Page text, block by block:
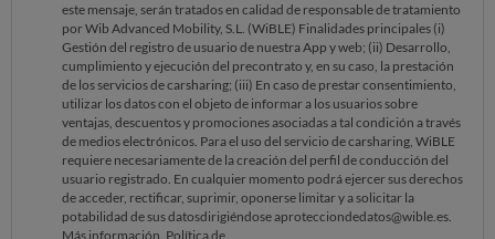
2. No se adjunta evidencia de sanción por parte de la Autoridad por
aparcar en la zona motivo de infracción
3. Se adjunta justificante de la retirada de vehículos de la vía pública
donde se evidencia el desglose de los 301,15€. Se adjunta el
documento al expediente, donde se evidencia que, del importe total de
301,15€, en realidad 147,55€ se corresponden al concepto de
retirada de vehículo del depósito y 153,60€ se corresponden al
concepto depósito de vehículos. ES IMPORTANTE recalcar que, en la
evidencia del documento queda anotado que el vehículo estuvo en el
depósito entre los días 20 y 28 de enero sin que ningún operario de la
empresa Wible fuera a retirarlo, suponiendo esto el incremento en el
este mensaje, serán tratados en calidad de responsable de tratamiento
por Wib Advanced Mobility, S.L. (WiBLE) Finalidades principales (i)
Gestión del registro de usuario de nuestra App y web; (ii) Desarrollo,
cumplimiento y ejecución del precontrato y, en su caso, la prestación
de los servicios de carsharing; (iii) En caso de prestar consentimiento,
utilizar los datos con el objeto de informar a los usuarios sobre
ventajas, descuentos y promociones asociadas a tal condición a través
de medios electrónicos. Para el uso del servicio de carsharing, WiBLE
requiere necesariamente de la creación del perfil de conducción del
usuario registrado. En cualquier momento podrá ejercer sus derechos
de acceder, rectificar, suprimir, oponerse limitar y a solicitar la
potabilidad de sus datosdirigiéndose aprotecciondedatos@wible.es.
Más información. Política de